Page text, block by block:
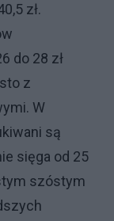
zł.
do 28 zł
z
W
są
sięga od 25
szóstym